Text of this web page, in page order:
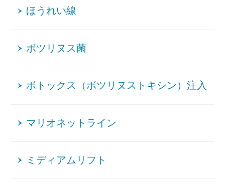
ほうれい線
ボツリヌス菌
ボトックス（ボツリヌストキシン）注入
マリオネットライン
ミディアムリフト